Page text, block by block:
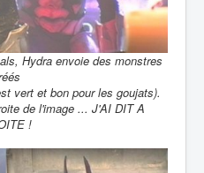
Hydra envoie des monstres
vert et bon pour les goujats).
de l'image ... J'AI DIT A
!